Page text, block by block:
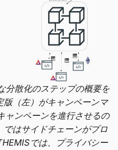
分散化のステップの概要を
（左）がキャンペーンマ
ャンペーンを進行させるの
ではサイドチェーンがプロ
では、プライバシー